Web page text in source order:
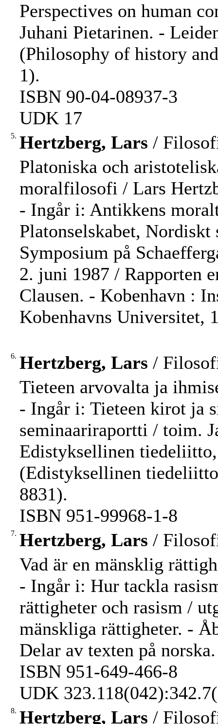
Perspectives on human
Juhani Pietarinen. -
(Philosophy of history
1).
ISBN 90-04-08937-3
UDK 17
5. Hertzberg, Lars /
Platoniska och
moralfilosofi / Lars
- Ingår i: Antikkens
Platonselskabet,
Symposium på
2. juni 1987 / Rapporten
Clausen. - Kobenhavn :
Kobenhavns Universitet,
6. Hertzberg, Lars /
Tieteen arvovalta ja
- Ingår i: Tieteen kirot ja
seminaariraportti / toim.
Edistyksellinen
(Edistyksellinen
8831).
ISBN 951-99968-1-8
7. Hertzberg, Lars /
Vad är en mänsklig
- Ingår i: Hur tackla
rättigheter och rasism /
mänskliga rättigheter. -
Delar av texten på norska.
ISBN 951-649-466-8
UDK
8. Hertzberg, Lars /